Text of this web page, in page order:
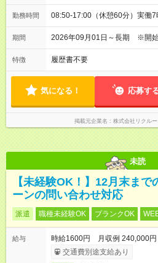
勤務時間 08:50-17:00（休憩60分）実働7
期間 2026年09月01日～長期 ※開
特徴 履歴書不要
気になる！ 応募す
掲載元企業名 株式会社リクル
未読
【未経験OK！】12月末まで
ーンの問い合わせ対応
派遣 職種未経験OK ブランクOK
給与
時給1600円 月収例 240,000円
交通費別途支給あり